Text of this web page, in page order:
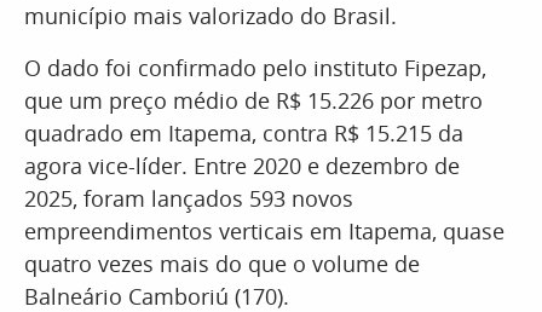
município mais valorizado do Brasil.
O dado foi confirmado pelo instituto Fipezap,
que um preço médio de R$ 15.226 por metro
quadrado em Itapema, contra R$ 15.215 da
agora vice-líder. Entre 2020 e dezembro de
2025, foram lançados 593 novos
empreendimentos verticais em Itapema, quase
quatro vezes mais do que o volume de
Balneário Camboriú (170).